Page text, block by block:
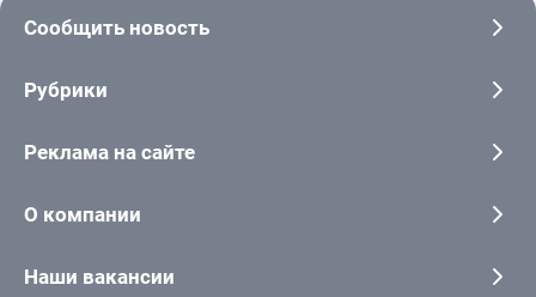
Сообщить новость
Рубрики
Реклама на сайте
О компании
Наши вакансии